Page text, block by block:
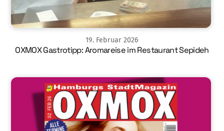
19. Februar 2026
OXMOX Gastrotipp: Aromareise im Restaurant Sepideh